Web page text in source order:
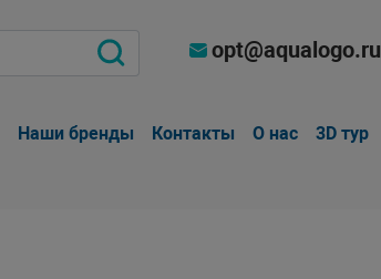
opt@aqualogo.ru
Наши бренды Контакты О нас 3D тур